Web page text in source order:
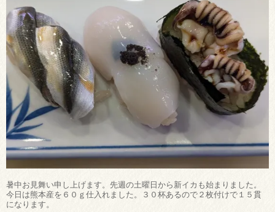
暑中お見舞い申し上げます。先週の土曜日から新イカも始まりました。
今日は熊本産を６０ｇ仕入れました。３０杯あるので２枚付けで１５貫
になります。